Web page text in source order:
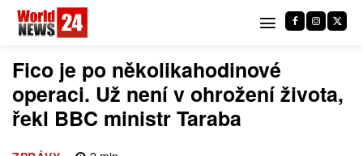
Fico je po několikahodinové
operaci. Už není v ohrožení života,
řekl BBC ministr Taraba